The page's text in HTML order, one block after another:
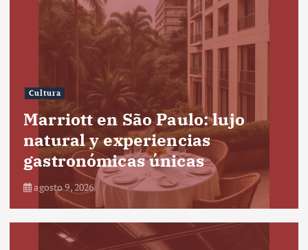
Cultura
Marriott en São Paulo: lujo
natural y experiencias
gastronómicas únicas
agosto 9, 2026